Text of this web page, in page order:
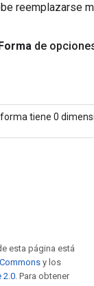
reemplazarse
de
tiene 0
esta página está
y los
2.0. Para obtener